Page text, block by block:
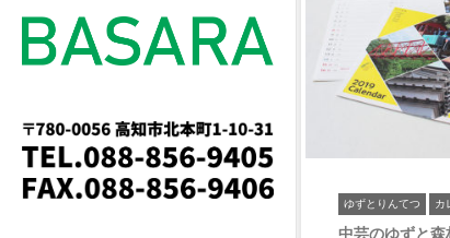
ゆずとりんてつ カ
中芸のゆずと